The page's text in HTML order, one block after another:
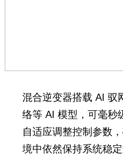
混合逆变器搭载 AI 驭
络等 AI 模型，可毫秒
自适应调整控制参数
境中依然保持系统稳